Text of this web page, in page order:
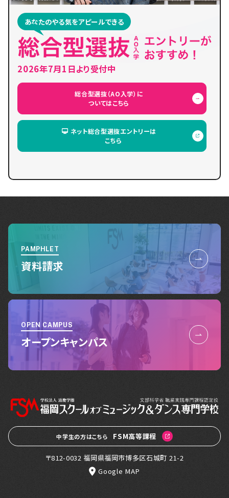
あなたのやる気をアピールできる
2026年7月1日より受付中
総合型選抜（AO入学）に
ついてはこちら
ネット総合型選抜エントリーは
こちら
PAMPHLET
資料請求
OPEN CAMPUS
オープンキャンパス
中学生の方はこちら FSM高等課程
〒812-0032 福岡県福岡市博多区石城町 21-2
Google MAP